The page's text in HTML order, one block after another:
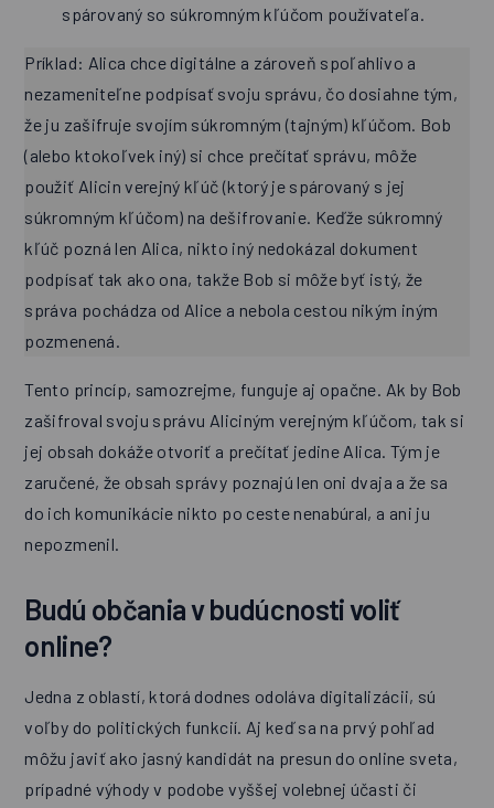
spárovaný so súkromným kľúčom používateľa.
Príklad: Alica chce digitálne a zároveň spoľahlivo a
nezameniteľne podpísať svoju správu, čo dosiahne tým,
že ju zašifruje svojím súkromným (tajným) kľúčom. Bob
(alebo ktokoľvek iný) si chce prečítať správu, môže
použiť Alicin verejný kľúč (ktorý je spárovaný s jej
súkromným kľúčom) na dešifrovanie. Keďže súkromný
kľúč pozná len Alica, nikto iný nedokázal dokument
podpísať tak ako ona, takže Bob si môže byť istý, že
správa pochádza od Alice a nebola cestou nikým iným
pozmenená.
Tento princíp, samozrejme, funguje aj opačne. Ak by Bob
zašifroval svoju správu Aliciným verejným kľúčom, tak si
jej obsah dokáže otvoriť a prečítať jedine Alica. Tým je
zaručené, že obsah správy poznajú len oni dvaja a že sa
do ich komunikácie nikto po ceste nenabúral, a ani ju
nepozmenil.
Budú občania v budúcnosti voliť
online?
Jedna z oblastí, ktorá dodnes odoláva digitalizácii, sú
voľby do politických funkcií. Aj keď sa na prvý pohľad
môžu javiť ako jasný kandidát na presun do online sveta,
prípadné výhody v podobe vyššej volebnej účasti či